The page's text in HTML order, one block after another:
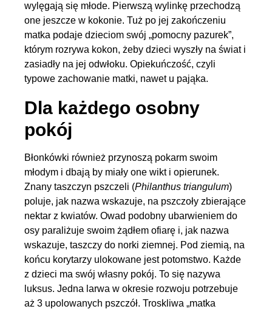
wylęgają się młode. Pierwszą wylinkę przechodzą
one jeszcze w kokonie. Tuż po jej zakończeniu
matka podaje dzieciom swój „pomocny pazurek”,
którym rozrywa kokon, żeby dzieci wyszły na świat i
zasiadły na jej odwłoku. Opiekuńczość, czyli
typowe zachowanie matki, nawet u pająka.
Dla każdego osobny
pokój
Błonkówki również przynoszą pokarm swoim
młodym i dbają by miały one wikt i opierunek.
Znany taszczyn pszczeli (Philanthus triangulum)
poluje, jak nazwa wskazuje, na pszczoły zbierające
nektar z kwiatów. Owad podobny ubarwieniem do
osy paraliżuje swoim żądłem ofiarę i, jak nazwa
wskazuje, taszczy do norki ziemnej. Pod ziemią, na
końcu korytarzy ulokowane jest potomstwo. Każde
z dzieci ma swój własny pokój. To się nazywa
luksus. Jedna larwa w okresie rozwoju potrzebuje
aż 3 upolowanych pszczół. Troskliwa „matka